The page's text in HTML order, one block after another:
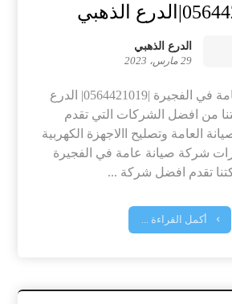
الدرع الذهبي
29 مارس، 2023
شركة صيانة عامة في الفجيرة |0564421019| الدرع
من افضل الشركات التي تقدم
العامة وتصليح االاجهزة الكهربية
شركة صيانة عامة في الفجيرة
تقدم افضل شركة ...
أكمل القراءة ...